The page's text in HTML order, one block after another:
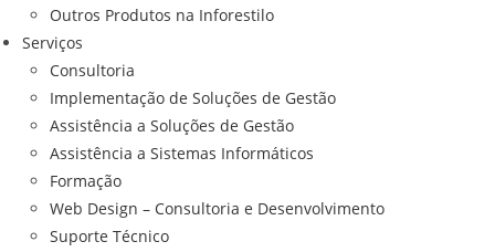
Outros Produtos na Inforestilo
Serviços
Consultoria
Implementação de Soluções de Gestão
Assistência a Soluções de Gestão
Assistência a Sistemas Informáticos
Formação
Web Design – Consultoria e Desenvolvimento
Suporte Técnico